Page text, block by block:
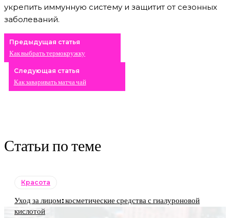
укрепить иммунную систему и защитит от сезонных
заболеваний.
Предыдущая статья
Как выбрать термокружку
Следующая статья
Как заваривать матча чай
Статьи по теме
Красота
Уход за лицом: косметические средства с гиалуроновой
кислотой